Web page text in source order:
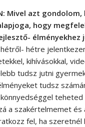
Mivel azt
hogy
élményekhez
hétre
kihívásokkal,
tudsz jutni
tudsz
teheted
a szakértelmemet és
fel, ha szeretnél